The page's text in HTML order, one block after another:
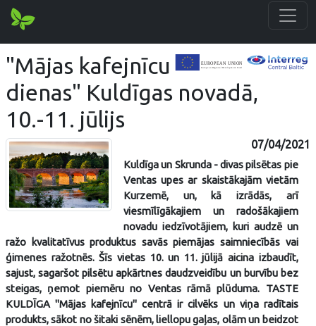
"Mājas kafejnīcu
dienas" Kuldīgas novadā,
10.-11. jūlijs
07/04/2021
Kuldīga un Skrunda - divas pilsētas pie
Ventas upes ar skaistākajām vietām
Kurzemē, un, kā izrādās, arī
viesmīlīgākajiem un radošākajiem
novadu iedzīvotājiem, kuri audzē un
ražo kvalitatīvus produktus savās piemājas saimniecībās vai
ģimenes ražotnēs. Šīs vietas 10. un 11. jūlijā aicina izbaudīt,
sajust, sagaršot pilsētu apkārtnes daudzveidību un burvību bez
steigas, ņemot piemēru no Ventas rāmā plūduma. TASTE
KULDĪGA "Mājas kafejnīcu" centrā ir cilvēks un viņa radītais
produkts, sākot no šitaki sēnēm, liellopu gaļas, olām un beidzot